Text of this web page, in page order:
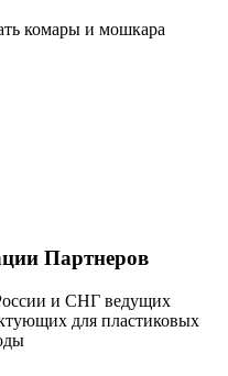
комары и мошкара
Партнеров
и СНГ ведущих
для пластиковых